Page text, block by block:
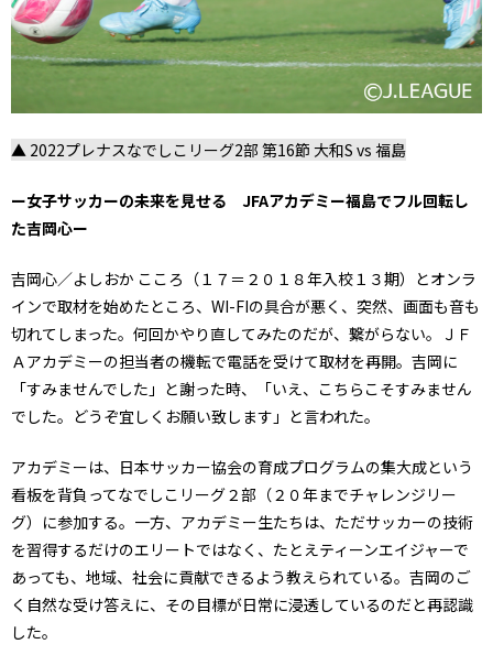
▲ 2022プレナスなでしこリーグ2部 第16節 大和S vs 福島
ー女子サッカーの未来を見せる JFAアカデミー福島でフル回転し
た吉岡心ー
吉岡心／よしおか こころ（１７＝２０１８年入校１３期）とオンラ
インで取材を始めたところ、WI-FIの具合が悪く、突然、画面も音も
切れてしまった。何回かやり直してみたのだが、繋がらない。ＪＦ
Ａアカデミーの担当者の機転で電話を受けて取材を再開。吉岡に
「すみませんでした」と謝った時、「いえ、こちらこそすみません
でした。どうぞ宜しくお願い致します」と言われた。
アカデミーは、日本サッカー協会の育成プログラムの集大成という
看板を背負ってなでしこリーグ２部（２０年までチャレンジリー
グ）に参加する。一方、アカデミー生たちは、ただサッカーの技術
を習得するだけのエリートではなく、たとえティーンエイジャーで
あっても、地域、社会に貢献できるよう教えられている。吉岡のご
く自然な受け答えに、その目標が日常に浸透しているのだと再認識
した。